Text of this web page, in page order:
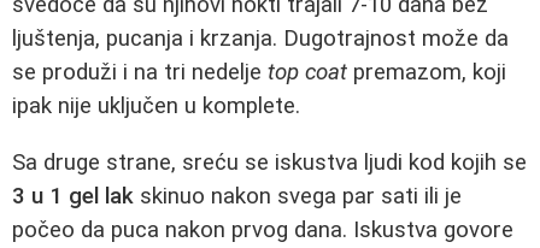
ljuštenja, pucanja i krzanja. Dugotrajnost može da
se produži i na tri nedelje top coat premazom, koji
ipak nije uključen u komplete.
Sa druge strane, sreću se iskustva ljudi kod kojih se
3 u 1 gel lak skinuo nakon svega par sati ili je
počeo da puca nakon prvog dana. Iskustva govore